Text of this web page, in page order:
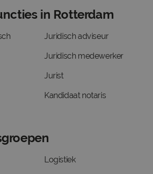
in Rotterdam
Juridisch adviseur
Juridisch medewerker
Jurist
Kandidaat notaris
Logistiek